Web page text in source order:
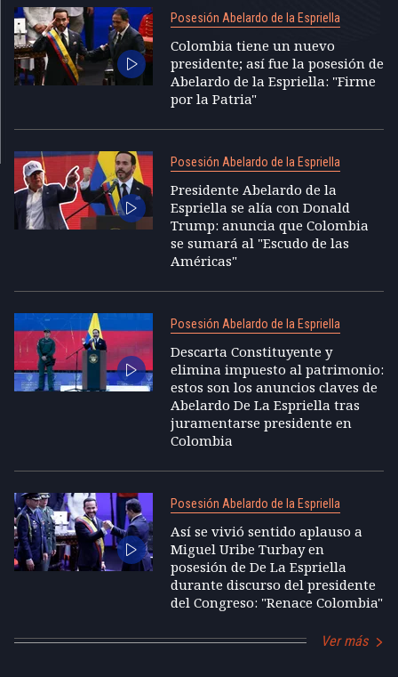
Posesión Abelardo de la Espriella
Colombia tiene un nuevo
presidente; así fue la posesión de
Abelardo de la Espriella: "Firme
por la Patria"
Posesión Abelardo de la Espriella
Presidente Abelardo de la
Espriella se alía con Donald
Trump: anuncia que Colombia
se sumará al "Escudo de las
Américas"
Posesión Abelardo de la Espriella
Descarta Constituyente y
elimina impuesto al patrimonio:
estos son los anuncios claves de
Abelardo De La Espriella tras
juramentarse presidente en
Colombia
Posesión Abelardo de la Espriella
Así se vivió sentido aplauso a
Miguel Uribe Turbay en
posesión de De La Espriella
durante discurso del presidente
del Congreso: "Renace Colombia"
Ver más